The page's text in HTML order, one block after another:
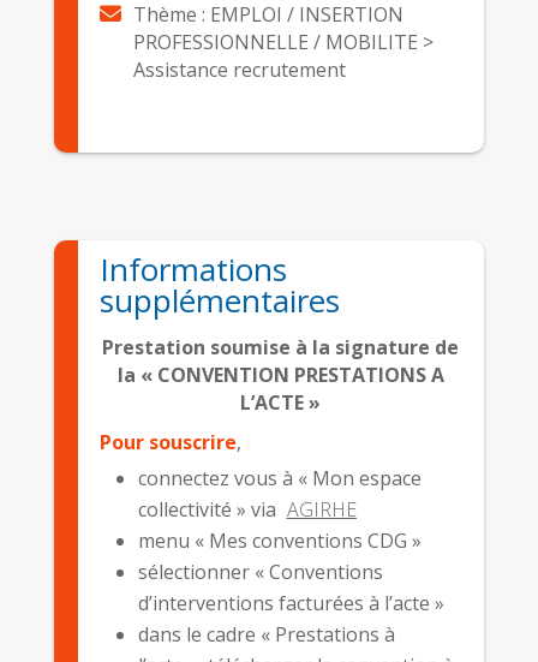
Thème : EMPLOI / INSERTION
PROFESSIONNELLE / MOBILITE >
Assistance recrutement
Informations
supplémentaires
Prestation soumise à la signature de
la « CONVENTION PRESTATIONS A
L’ACTE »
Pour souscrire,
connectez vous à « Mon espace
collectivité » via AGIRHE
menu « Mes conventions CDG »
sélectionner « Conventions
d’interventions facturées à l’acte »
dans le cadre « Prestations à